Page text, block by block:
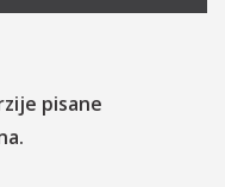
pisane